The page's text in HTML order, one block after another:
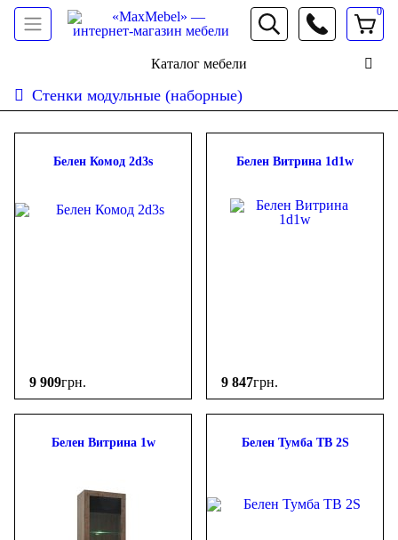
066 472 19 61
0
Каталог мебели
Стенки модульные (наборные)
ФИЛЬТР
-
Белен Комод 2d3s
9 909грн.
Белен Витрина 1d1w
9 847грн.
Белен Витрина 1w Белен Тумба ТВ 2S